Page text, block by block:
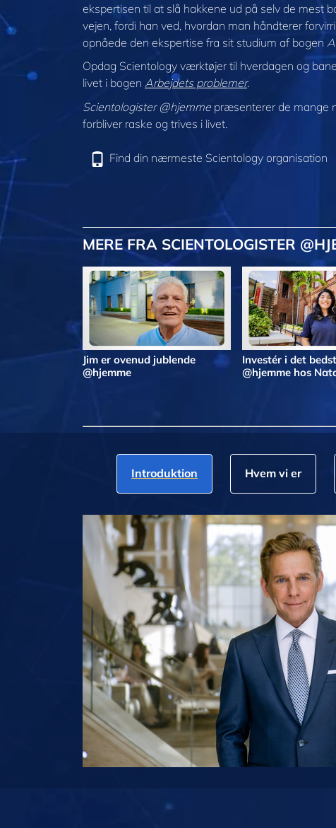
ekspertisen til at slå hakkene ud på selv de mest
vejen, fordi han ved, hvordan man håndterer
opnåede den ekspertise fra sit studium af bogen
Opdag Scientology værktøjer til hverdagen og
livet i bogen Arbejdets problemer.
Scientologister @hjemmepræsenterer de mange
forbliver raske og trives i livet.
Find din nærmeste Scientology organisation
MERE FRA SCIENTOLOGISTER
Jim er ovenud jublende
@hjemme
Investér i det
@hjemme hos
Introduktion Hvem vi er